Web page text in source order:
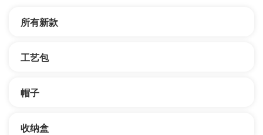
所有新款
工艺包
帽子
收纳盒